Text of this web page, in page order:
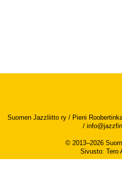
Suomen Jazzliitto ry / Pieni
/
© 2013–2026
Sivusto: Tero